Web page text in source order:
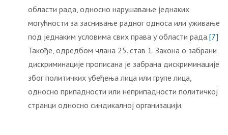
области рада, односно нарушавање једнаких
могућности за заснивање радног односа или уживање
под једнаким условима свих права у области рада.[7]
Такође, одредбом члана 25. став 1. Закона о забрани
дискриминације прописана је забрана дискриминације
због политичких убеђења лица или групе лица,
односно припадности или неприпадности политичкој
странци односно синдикалној организацији.